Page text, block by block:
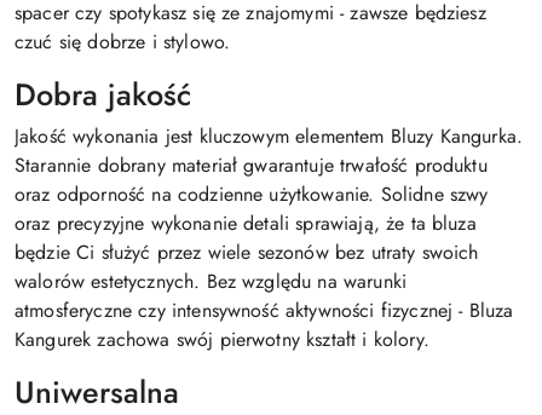
spacer czy spotykasz się ze znajomymi - zawsze będziesz
czuć się dobrze i stylowo.
Dobra jakość
Jakość wykonania jest kluczowym elementem Bluzy Kangurka.
Starannie dobrany materiał gwarantuje trwałość produktu
oraz odporność na codzienne użytkowanie. Solidne szwy
oraz precyzyjne wykonanie detali sprawiają, że ta bluza
będzie Ci służyć przez wiele sezonów bez utraty swoich
walorów estetycznych. Bez względu na warunki
atmosferyczne czy intensywność aktywności fizycznej - Bluza
Kangurek zachowa swój pierwotny kształt i kolory.
Uniwersalna